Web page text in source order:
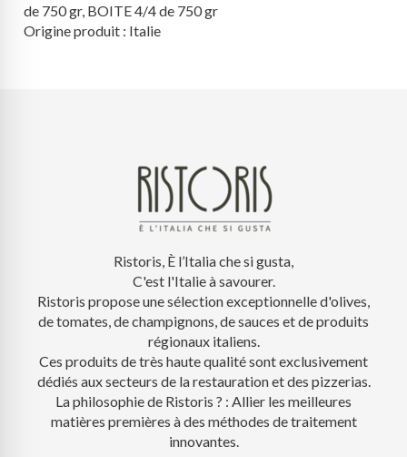
de 750 gr, BOITE 4/4 de 750 gr
Origine produit : Italie
Ristoris, È l’Italia che si gusta,
C'est l'Italie à savourer.
Ristoris propose une sélection exceptionnelle d'olives,
de tomates, de champignons, de sauces et de produits
régionaux italiens.
Ces produits de très haute qualité sont exclusivement
dédiés aux secteurs de la restauration et des pizzerias.
La philosophie de Ristoris ? : Allier les meilleures
matières premières à des méthodes de traitement
innovantes.